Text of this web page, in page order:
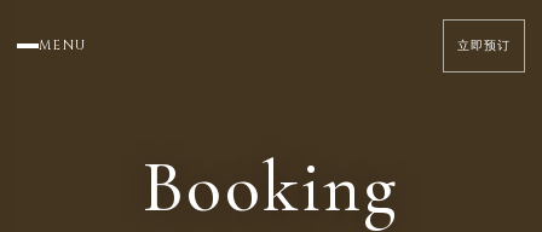
Booking
MENU 立即预订